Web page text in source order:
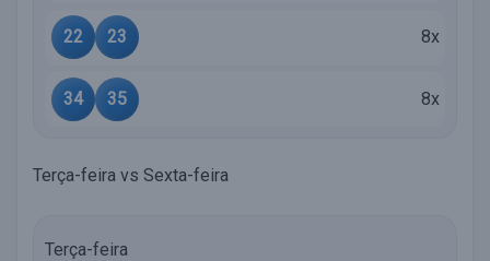
22 23 8x
34 35 8x
Terça-feira vs Sexta-feira
Terça-feira